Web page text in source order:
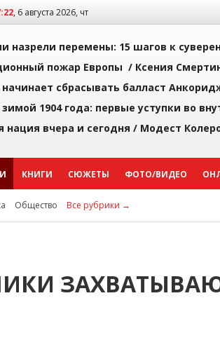
, 6 августа 2026, чт
назрели перемены: 15 шагов к
пожар Европы / Ксения
начинает сбрасывать балласт
зимой 1904 года: первые уступки во
нация вчера и сегодня / Модест
КНИГИ СЮЖЕТЫ ФОТО/ВИДЕО
Общество Все рубрики →